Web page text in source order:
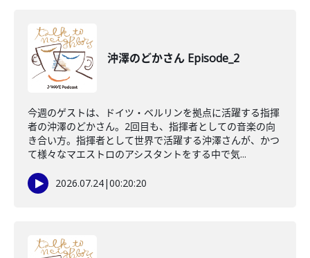
沖澤のどかさん Episode_2
今週のゲストは、ドイツ・ベルリンを拠点に活躍する指揮
者の沖澤のどかさん。2回目も、指揮者としての音楽の向
き合い方。指揮者として世界で活躍する沖澤さんが、かつ
て様々なマエストロのアシスタントをする中で気...
2026.07.24|00:20:20